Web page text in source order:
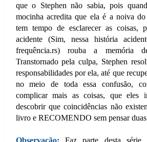
que o Stephen não sabia, pois
mocinha acredita que ela é a noiva
tem tempo de esclarecer as coisas,
acidente (Sim, nessa história
frequência.rs) rouba a memória
Transtornado pela culpa, Stephen
responsabilidades por ela, até que
no meio de toda essa confusão,
complicar mais as coisas, que eles
descobrir que coincidências não
livro e RECOMENDO sem pensar duas
Observação: Faz parte desta série